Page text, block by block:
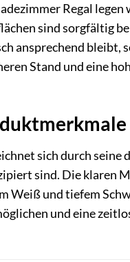
Regal
sind sorgfältig
ansprechend bleibt,
Stand und eine
sich durch
sind. Die klaren
Weiß und tiefem
und eine